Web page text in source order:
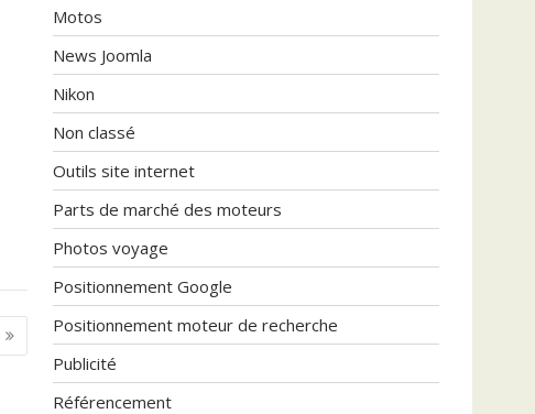
Motos
News Joomla
Nikon
Non classé
Outils site internet
Parts de marché des moteurs
Photos voyage
Positionnement Google
Positionnement moteur de recherche
Publicité
Référencement